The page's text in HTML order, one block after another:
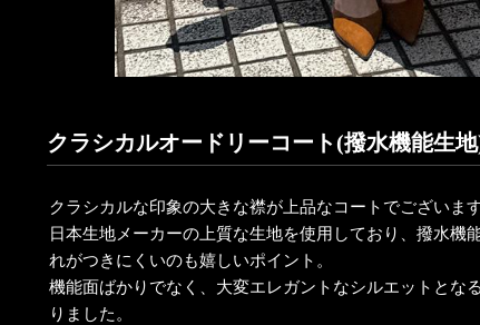
クラシカルオードリーコート(撥水機能生
クラシカルな印象の大きな襟が上品なコートでございます
日本生地メーカーの上質な生地を使用しており、撥水機
れがつきにくいのも嬉しいポイント。
機能面ばかりでなく、大変エレガントなシルエットとな
りました。